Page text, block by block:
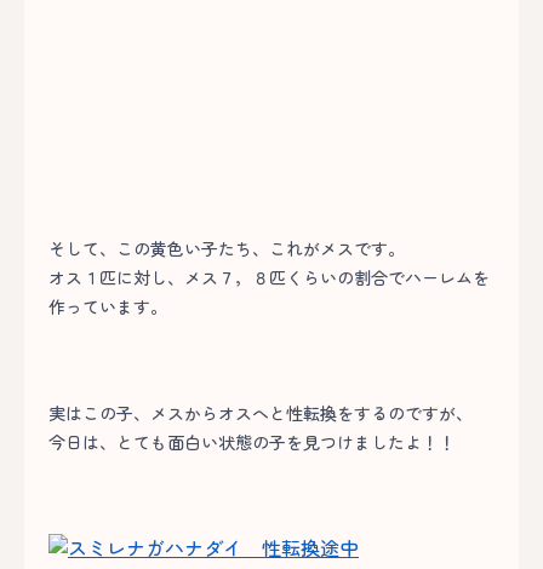
そして、この黄色い子たち、これがメスです。
オス１匹に対し、メス７，８匹くらいの割合でハーレムを
作っています。
実はこの子、メスからオスへと性転換をするのですが、
今日は、とても面白い状態の子を見つけましたよ！！